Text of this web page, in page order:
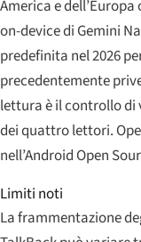
America e
on-device di Gemini
predefinita nel 2026
precedentemente
lettura è il controllo di
dei quattro lettori.
nell’Android Open
Limiti noti
La frammentazione